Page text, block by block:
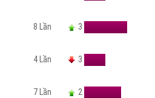
8 Lần 3
4 Lần 3
7 Lần 2